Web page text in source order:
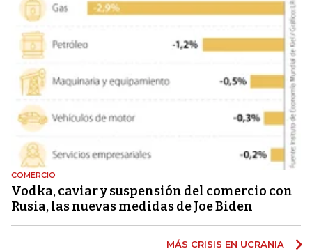
COMERCIO
Vodka, caviar y suspensión del comercio con
Rusia, las nuevas medidas de Joe Biden
MÁS CRISIS EN UCRANIA